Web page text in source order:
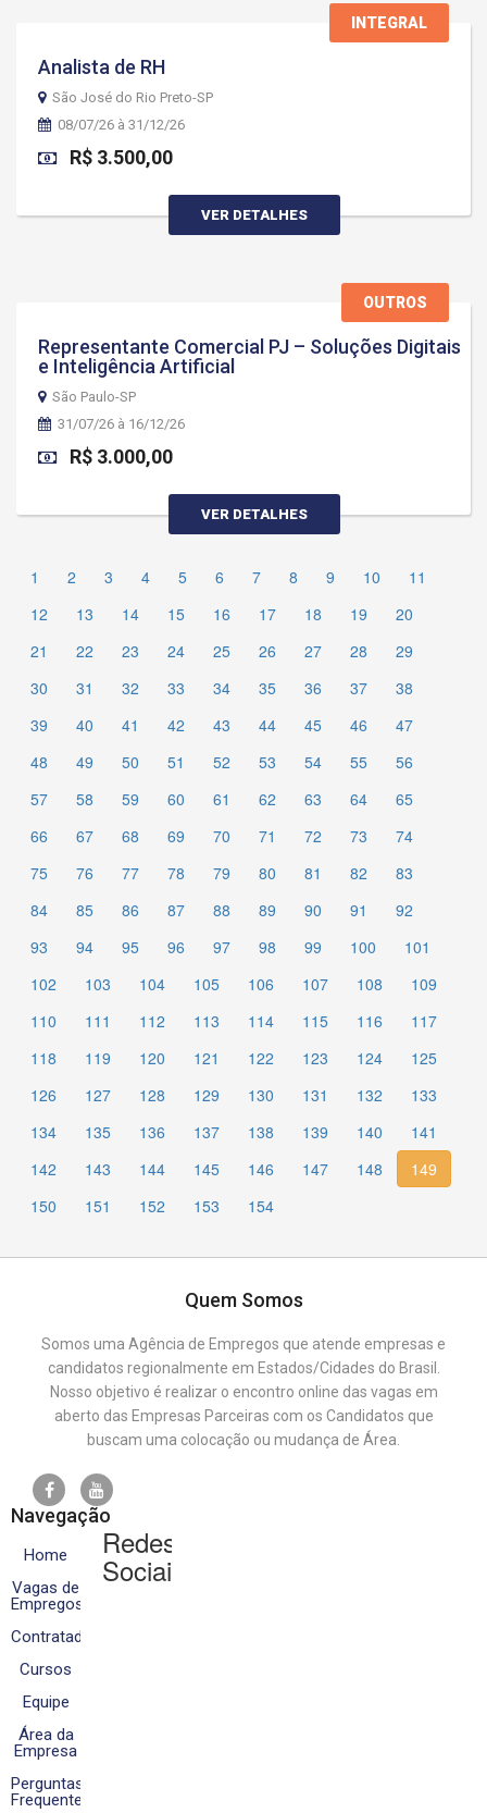
INTEGRAL
Analista de RH
São José do Rio Preto-SP
08/07/26 à 31/12/26
R$ 3.500,00
VER DETALHES
OUTROS
Representante Comercial PJ – Soluções Digitais
e Inteligência Artificial
São Paulo-SP
31/07/26 à 16/12/26
R$ 3.000,00
VER DETALHES
1 2 3 4 5 6 7 8 9 10
11
12
13 14 15 16 17 18 19
20
21
22 23 24 25 26 27 28
29
30
31 32 33 34 35 36 37
38
39
40 41 42 43 44 45 46
47
48
49 50 51 52 53 54 55
56
57
58 59 60 61 62 63 64
65
66
67 68 69 70 71 72 73
74
75
76 77 78 79 80 81 82
83
84
85 86 87 88 89 90 91
92
93
94 95 96 97 98 99 100
101
102
103 104 105 106 107 108
109
110
111 112 113 114 115 116
117
118
119 120 121 122 123 124
125
126
127 128 129 130 131 132
133
134
135 136 137 138 139 140
141
142
143 144 145 146 147 148
149
150
151 152 153 154
Quem Somos
Somos uma Agência de Empregos que atende empresas e
candidatos regionalmente em Estados/Cidades do Brasil.
Nosso objetivo é realizar o encontro online das vagas em
aberto das Empresas Parceiras com os Candidatos que
buscam uma colocação ou mudança de Área.
Navegação
Home
Vagas de
Empregos
Contratados
Cursos
Equipe
Área da
Empresa
Perguntas
Frequentes
Redes
Sociais